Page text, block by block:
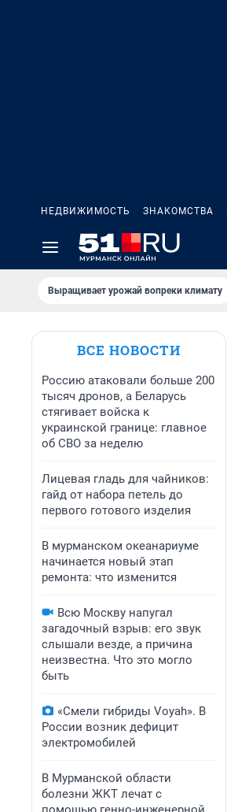
НЕДВИЖИМОСТЬ ЗНАКОМСТВА
Выращивает урожай вопреки климату
ВСЕ НОВОСТИ
Россию атаковали больше 200
тысяч дронов, а Беларусь
стягивает войска к
украинской границе: главное
об СВО за неделю
Лицевая гладь для чайников:
гайд от набора петель до
первого готового изделия
В мурманском океанариуме
начинается новый этап
ремонта: что изменится
Всю Москву напугал
загадочный взрыв: его звук
слышали везде, а причина
неизвестна. Что это могло
быть
«Смели гибриды Voyah». В
России возник дефицит
электромобилей
В Мурманской области
болезни ЖКТ лечат с